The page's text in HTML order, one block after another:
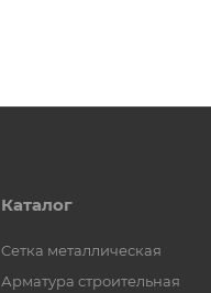
Каталог
Cетка металлическая
Арматура строительная